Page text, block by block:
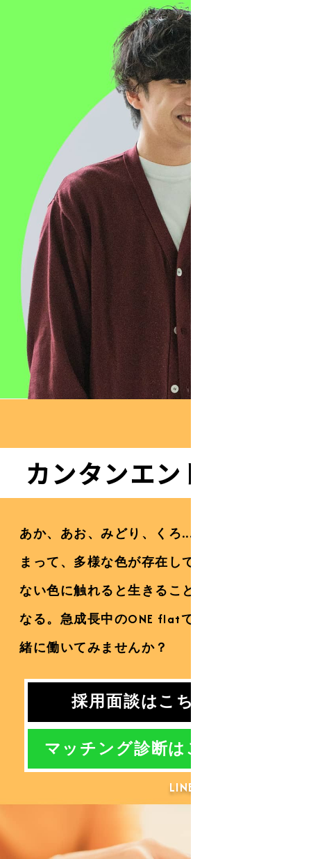
カンタンエントリー！
あか、あお、みどり、くろ...
まって、多様な色が存在している。
ない色に触れると生きることがより面白く
なる。 急成長中のONE flatで、
緒に働いてみませんか？
採用面談はこちら >
マッチング診断はこちら >
LINE公式アカウントで